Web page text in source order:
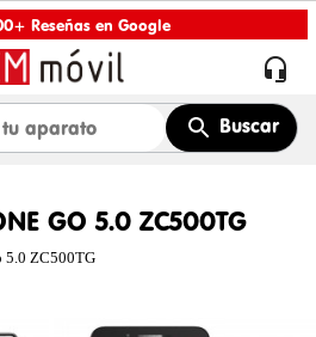
Reseñas en Google

Buscar
GO 5.0 ZC500TG
5.0 ZC500TG